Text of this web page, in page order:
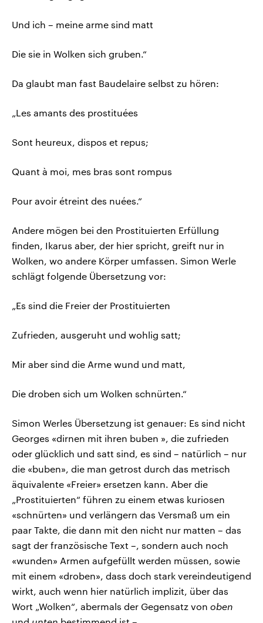
Und ich – meine arme sind matt
Die sie in Wolken sich gruben.“
Da glaubt man fast Baudelaire selbst zu hören:
„Les amants des prostituées
Sont heureux, dispos et repus;
Quant à moi, mes bras sont rompus
Pour avoir étreint des nuées.“
Andere mögen bei den Prostituierten Erfüllung
finden, Ikarus aber, der hier spricht, greift nur in
Wolken, wo andere Körper umfassen. Simon Werle
schlägt folgende Übersetzung vor:
„Es sind die Freier der Prostituierten
Zufrieden, ausgeruht und wohlig satt;
Mir aber sind die Arme wund und matt,
Die droben sich um Wolken schnürten.“
Simon Werles Übersetzung ist genauer: Es sind nicht
Georges «dirnen mit ihren buben », die zufrieden
oder glücklich und satt sind, es sind – natürlich – nur
die «buben», die man getrost durch das metrisch
äquivalente «Freier» ersetzen kann. Aber die
„Prostituierten“ führen zu einem etwas kuriosen
«schnürten» und verlängern das Versmaß um ein
paar Takte, die dann mit den nicht nur matten – das
sagt der französische Text –, sondern auch noch
«wunden» Armen aufgefüllt werden müssen, sowie
mit einem «droben», dass doch stark vereindeutigend
wirkt, auch wenn hier natürlich implizit, über das
Wort „Wolken“, abermals der Gegensatz von oben